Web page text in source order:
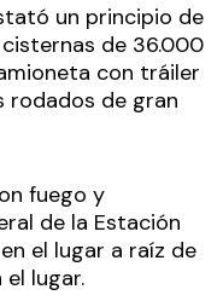
un principio de
de 36.000
con tráiler
rodados de gran
fuego y
de la Estación
el lugar a raíz de
lugar.